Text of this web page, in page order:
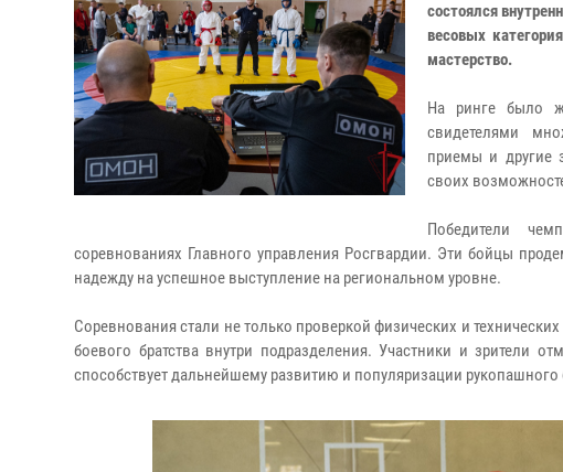
состоялся
весовых
мастерство.
На ринге было
свидетелями
приемы и другие
своих
Победители
соревнованиях Главного управления Росгвардии. Эти бойцы
надежду на успешное выступление на региональном уровне.
Соревнования стали не только проверкой физических и
боевого братства внутри подразделения. Участники и зрители
способствует дальнейшему развитию и популяризации рукопашного